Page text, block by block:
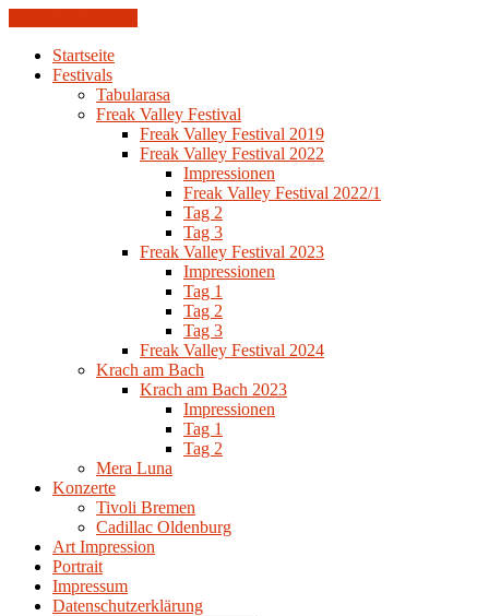
Startseite
Festivals
Tabularasa
Freak Valley Festival
Freak Valley Festival 2019
Freak Valley Festival 2022
Impressionen
Freak Valley Festival 2022/1
Tag 2
Tag 3
Freak Valley Festival 2023
Impressionen
Tag 1
Tag 2
Tag 3
Freak Valley Festival 2024
Krach am Bach
Krach am Bach 2023
Impressionen
Tag 1
Tag 2
Mera Luna
Konzerte
Tivoli Bremen
Cadillac Oldenburg
Art Impression
Portrait
Impressum
Datenschutzerklärung